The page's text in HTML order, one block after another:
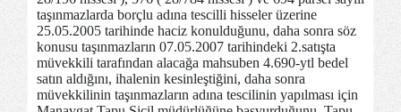
taşınmazlarda borçlu adına tescilli hisseler üzerine
25.05.2005 tarihinde haciz konulduğunu, daha sonra söz
konusu taşınmazların 07.05.2007 tarihindeki 2.satışta
müvekkili tarafından alacağa mahsuben 4.690-ytl bedel
satın aldığını, ihalenin kesinleştiğini, daha sonra
müvekkilinin taşınmazların adına tescilinin yapılması için